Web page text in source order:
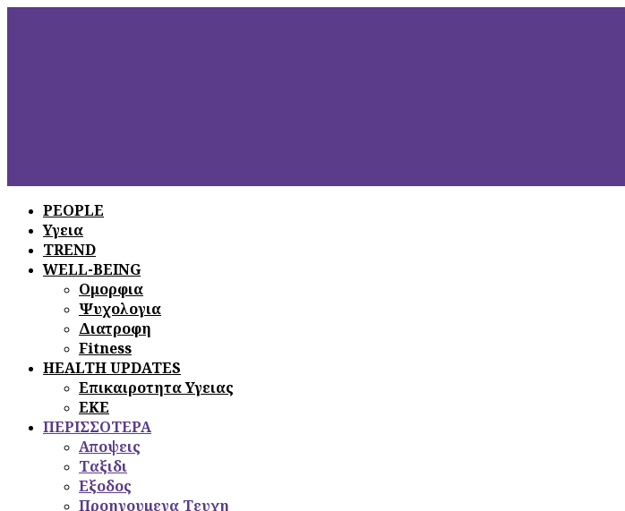
PEOPLE
Υγεια
TREND
WELL-BEING
Ομορφια
Ψυχολογια
Διατροφη
Fitness
HEALTH UPDATES
Επικαιροτητα Υγειας
ΕΚΕ
ΠΕΡΙΣΣΟΤΕΡΑ
Αποψεις
Ταξιδι
Εξοδος
Προηγουμενα Τευχη